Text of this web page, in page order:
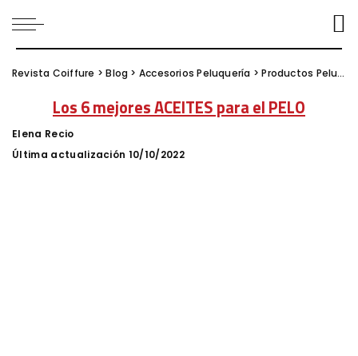
Revista Coiffure >Blog > Accesorios Peluquería >Productos Peluquería
Los 6 mejores ACEITES para el PELO
Posted
by
Elena Recio
Última actualización 10/10/2022